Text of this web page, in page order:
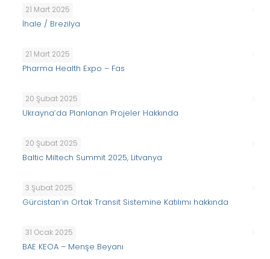
21 Mart 2025
İhale / Brezilya
21 Mart 2025
Pharma Health Expo – Fas
20 Şubat 2025
Ukrayna’da Planlanan Projeler Hakkında
20 Şubat 2025
Baltic Miltech Summit 2025, Litvanya
3 Şubat 2025
Gürcistan’ın Ortak Transit Sistemine Katılımı hakkında
31 Ocak 2025
BAE KEOA – Menşe Beyanı